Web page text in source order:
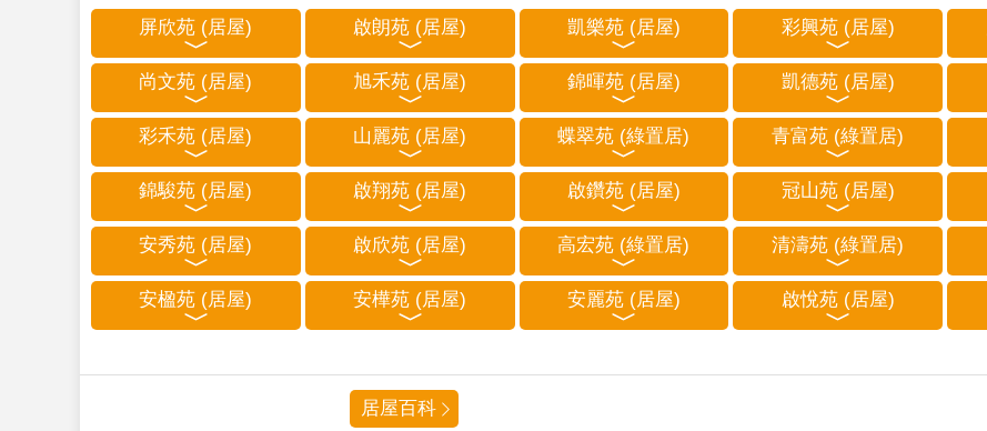
屏欣苑 (居屋) 啟朗苑 (居屋) 凱樂苑 (居屋) 彩興苑 (居屋)
尚文苑 (居屋) 旭禾苑 (居屋) 錦暉苑 (居屋) 凱德苑 (居屋)
彩禾苑 (居屋) 山麗苑 (居屋) 蝶翠苑 (綠置居) 青富苑 (綠置居)
錦駿苑 (居屋) 啟翔苑 (居屋) 啟鑽苑 (居屋) 冠山苑 (居屋)
安秀苑 (居屋) 啟欣苑 (居屋) 高宏苑 (綠置居) 清濤苑 (綠置居)
安楹苑 (居屋) 安樺苑 (居屋) 安麗苑 (居屋) 啟悅苑 (居屋)
居屋百科